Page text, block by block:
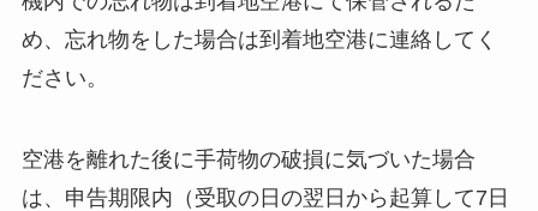
め、忘れ物をした場合は到着地空港に連絡してく
ださい。
空港を離れた後に手荷物の破損に気づいた場合
は、申告期限内（受取の日の翌日から起算して7日